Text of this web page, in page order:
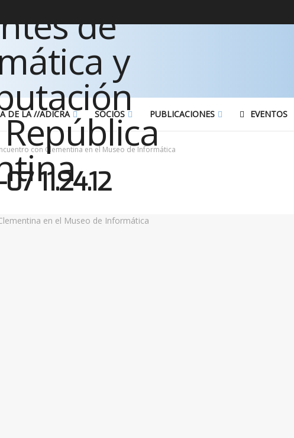
DE LA //ADICRA SOCIOS PUBLICACIONES EVENTOS
con Clementina en el Museo de Informática
11.24.12